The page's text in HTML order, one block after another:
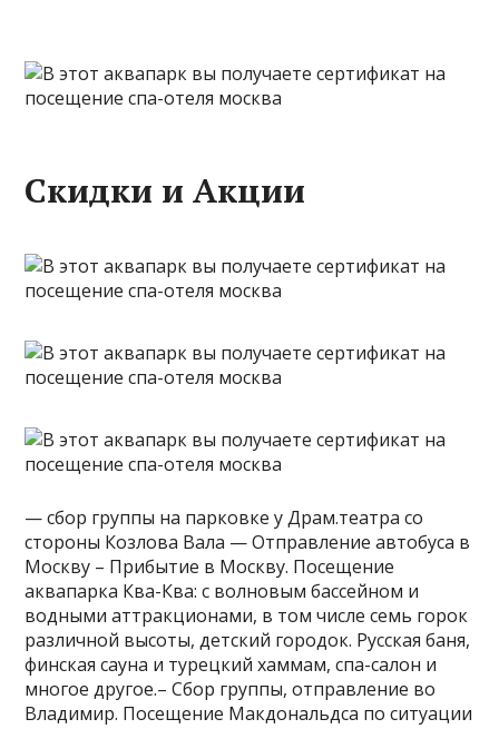
Скидки и Акции
— сбор группы на парковке у Драм.театра со
стороны Козлова Вала — Отправление автобуса в
Москву – Прибытие в Москву. Посещение
аквапарка Ква-Ква: с волновым бассейном и
водными аттракционами, в том числе семь горок
различной высоты, детский городок. Русская баня,
финская сауна и турецкий хаммам, спа-салон и
многое другое.– Сбор группы, отправление во
Владимир. Посещение Макдональдса по ситуации